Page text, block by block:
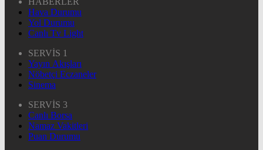
Hava Durumu
Yol Durumu
Canlı Tv Light
SERVİS 1
Yayın Akışları
Nöbetçi Eczaneler
Sinema
SERVİS 3
Canlı Borsa
Namaz Vakitleri
Puan Durumu